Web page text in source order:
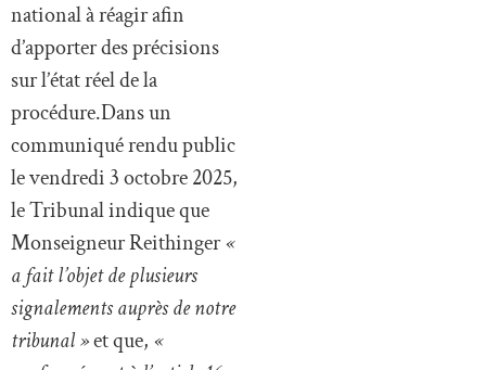
national à réagir afin
d’apporter des précisions
sur l’état réel de la
procédure.Dans un
communiqué rendu public
le vendredi 3 octobre 2025,
le Tribunal indique que
Monseigneur Reithinger«
a fait l’objet de plusieurs
signalements auprès de notre
tribunal »et que, «